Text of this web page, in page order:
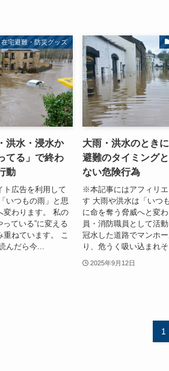
在宅避難・防災グッズ
洪水・浸水か
てる」で終わ
動
広告を利用して
いつもの雨」と思
変わります。 私の
っている”に変える
重ねています。 こ
んだら今...
大雨・洪水のとき
避難のタイミング
ない危険行為
※本記事にはアフィリ
す 大雨や洪水は「いつ
に命を奪う脅威へと変
員・消防職員として活
冠水した道路でマンホ
り、危うく吸い込まれ
2025年9月12日
1